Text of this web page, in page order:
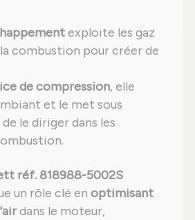
exploite les gaz
la combustion pour créer de
de compression, elle
et le met sous
le diriger dans les
réf. 818988-5002S
un rôle clé en optimisant
dans le moteur,